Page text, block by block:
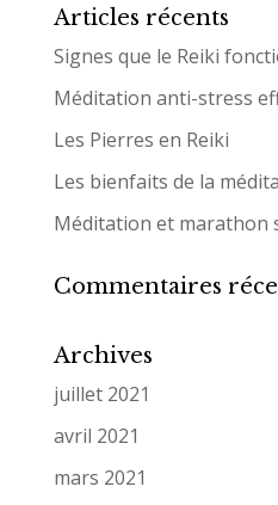
Articles récents
Signes que le Reiki
Méditation anti-stress
Les Pierres en Reiki
Les bienfaits de la
Méditation et marathon
Commentaires
Archives
juillet 2021
avril 2021
mars 2021